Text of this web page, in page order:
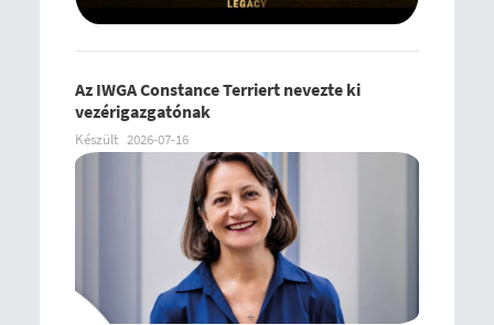
Az IWGA Constance Terriert nevezte ki
vezérigazgatónak
Készült 2026-07-16